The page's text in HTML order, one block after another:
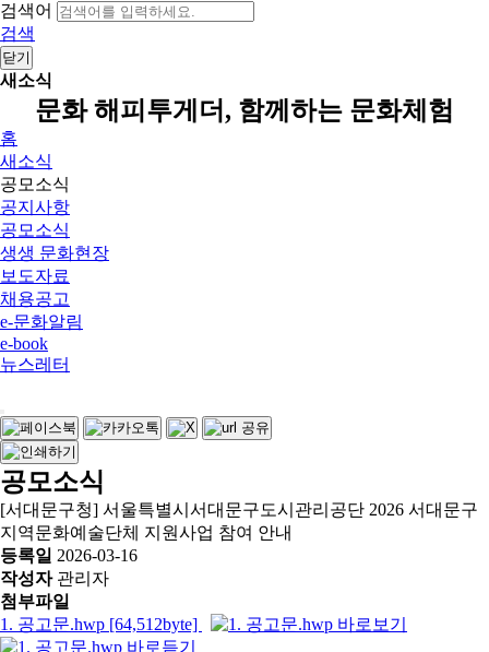
검색어
검색
닫기
새소식
문화 해피투게더, 함께하는 문화체험
홈
새소식
공모소식
공지사항
공모소식
생생 문화현장
보도자료
채용공고
e-문화알림
e-book
뉴스레터
공모소식
[서대문구청] 서울특별시서대문구도시관리공단 2026 서대문구
지역문화예술단체 지원사업 참여 안내
등록일 2026-03-16
작성자 관리자
첨부파일
1. 공고문.hwp [64,512byte]